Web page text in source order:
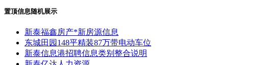
置顶信息随机展示
新泰福鑫房产*新房源信息
东城田园148平精装87万带电动车位
新泰信息港招聘信息类别整合说明